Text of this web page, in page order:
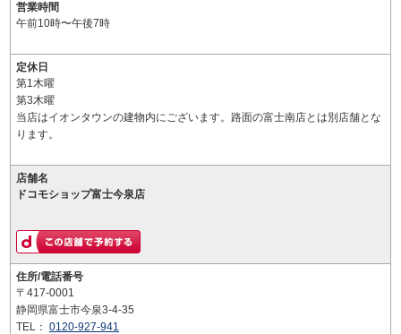
営業時間
午前10時〜午後7時
定休日
第1木曜
第3木曜
当店はイオンタウンの建物内にございます。路面の富士南店とは別店舗とな
ります。
店舗名
ドコモショップ富士今泉店
住所/電話番号
〒417-0001
静岡県富士市今泉3-4-35
TEL： 0120-927-941